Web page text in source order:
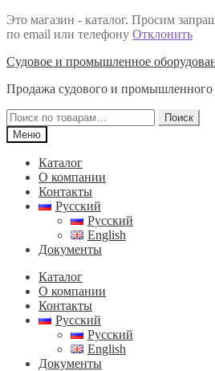
Это магазин - каталог. Просим
по email или телефону Отклонить
Перейти
навигации
Перейти
содержимому
Судовое и промышленное
Продажа судового и промышленного
Искать:
Поиск
Меню
Каталог
О компании
Контакты
Русский
Русский
English
Документы
Каталог
О компании
Контакты
Русский
Русский
English
Документы